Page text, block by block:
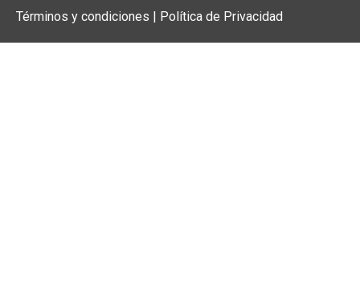
Términos y condiciones | Política de Privacidad